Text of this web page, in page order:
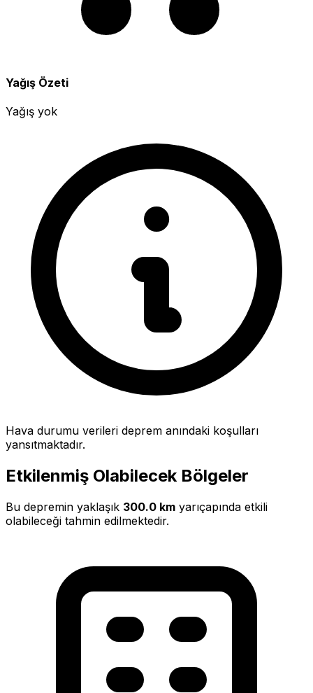
Yağış Özeti
Yağış yok
Hava durumu verileri deprem anındaki koşulları
yansıtmaktadır.
Etkilenmiş Olabilecek Bölgeler
Bu depremin yaklaşık 300.0 km yarıçapında etkili
olabileceği tahmin edilmektedir.